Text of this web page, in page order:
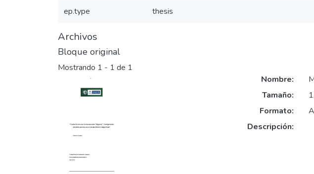
ep.type thesis
Archivos
Bloque original
Mostrando 1 - 1 de 1
Nombre:
Tamaño:
Formato:
Descripción: